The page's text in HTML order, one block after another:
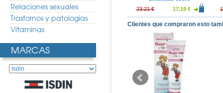
Relaciones sexuales
Trastornos y patologias
Vitaminas
MARCAS
10.59 € 15.04 € 23.21 € 17.19 €
Clientes que compraron esto